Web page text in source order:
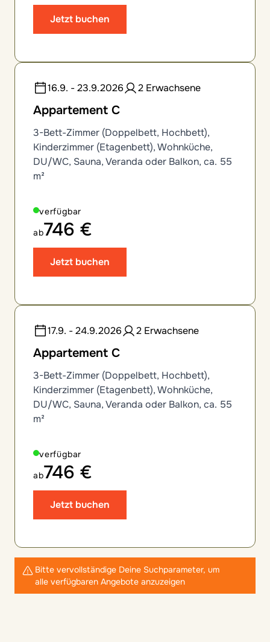
Jetzt buchen
16.9. - 23.9.2026 2 Erwachsene
Appartement C
3-Bett-Zimmer (Doppelbett, Hochbett),
Kinderzimmer (Etagenbett), Wohnküche,
DU/WC, Sauna, Veranda oder Balkon, ca. 55
m²
verfügbar
ab746 €
Jetzt buchen
17.9. - 24.9.2026 2 Erwachsene
Appartement C
3-Bett-Zimmer (Doppelbett, Hochbett),
Kinderzimmer (Etagenbett), Wohnküche,
DU/WC, Sauna, Veranda oder Balkon, ca. 55
m²
verfügbar
ab746 €
Jetzt buchen
Bitte vervollständige Deine Suchparameter, um
alle verfügbaren Angebote anzuzeigen